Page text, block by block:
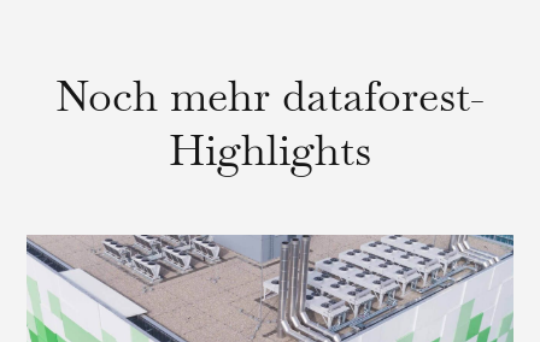
Noch mehr dataforest-
Highlights